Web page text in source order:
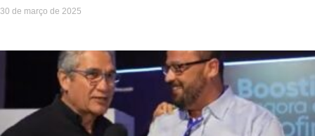
30 de março de 2025